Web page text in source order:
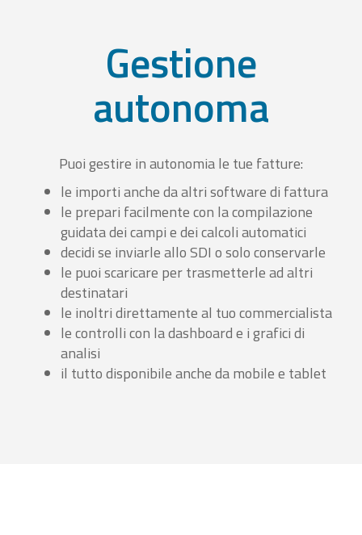
Gestione
autonoma
Puoi gestire in autonomia le tue fatture:
le importi anche da altri software di fattura
le prepari facilmente con la compilazione
guidata dei campi e dei calcoli automatici
decidi se inviarle allo SDI o solo conservarle
le puoi scaricare per trasmetterle ad altri
destinatari
le inoltri direttamente al tuo commercialista
le controlli con la dashboard e i grafici di
analisi
il tutto disponibile anche da mobile e tablet